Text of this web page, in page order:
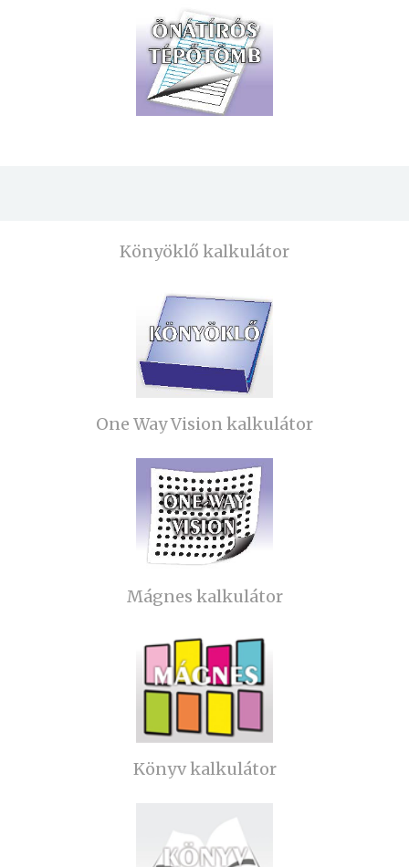
Könyöklő kalkulátor
One Way Vision kalkulátor
Mágnes kalkulátor
Könyv kalkulátor